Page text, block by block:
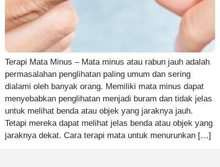
Terapi Mata Minus – Mata minus atau rabun jauh adalah
permasalahan penglihatan paling umum dan sering
dialami oleh banyak orang. Memiliki mata minus dapat
menyebabkan penglihatan menjadi buram dan tidak jelas
untuk melihat benda atau objek yang jaraknya jauh.
Tetapi mereka dapat melihat jelas benda atau objek yang
jaraknya dekat. Cara terapi mata untuk menurunkan […]